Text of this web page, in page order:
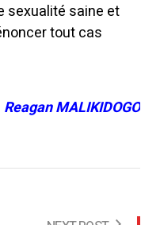
sexualité saine et
tout cas
Reagan MALIKIDOGO